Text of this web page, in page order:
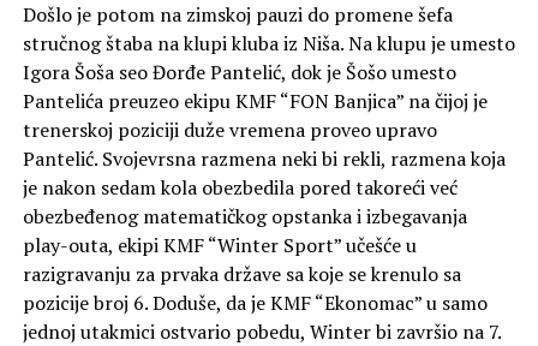
Došlo je potom na zimskoj pauzi do promene šefa
stručnog štaba na klupi kluba iz Niša. Na klupu je umesto
Igora Šoša seo Đorđe Pantelić, dok je Šošo umesto
Pantelića preuzeo ekipu KMF “FON Banjica” na čijoj je
trenerskoj poziciji duže vremena proveo upravo
Pantelić. Svojevrsna razmena neki bi rekli, razmena koja
je nakon sedam kola obezbedila pored takoreći već
obezbeđenog matematičkog opstanka i izbegavanja
play-outa, ekipi KMF “Winter Sport” učešće u
razigravanju za prvaka države sa koje se krenulo sa
pozicije broj 6. Doduše, da je KMF “Ekonomac” u samo
jednoj utakmici ostvario pobedu, Winter bi završio na 7.